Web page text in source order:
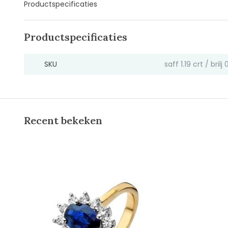
Productspecificaties
Productspecificaties
SKU saff 1.19 crt / brilj
Recent bekeken